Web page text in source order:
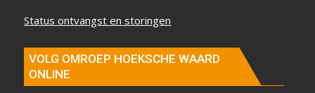
Status ontvangst en storingen
VOLG OMROEP HOEKSCHE WAARD
ONLINE